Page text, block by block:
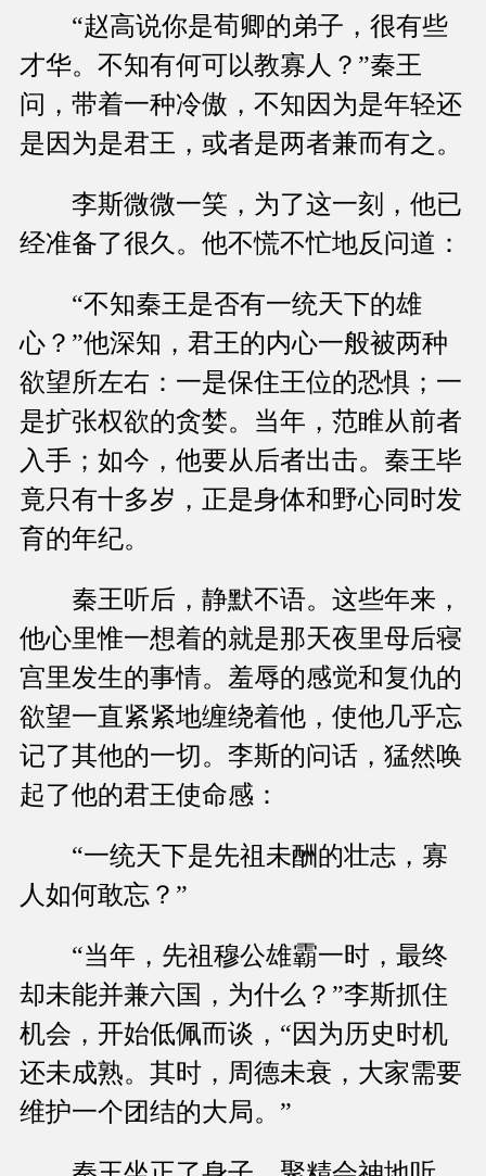
“赵高说你是荀卿的弟子，很有些
才华。不知有何可以教寡人？”秦王
问，带着一种冷傲，不知因为是年轻还
是因为是君王，或者是两者兼而有之。
李斯微微一笑，为了这一刻，他已
经准备了很久。他不慌不忙地反问道：
“不知秦王是否有一统天下的雄
心？”他深知，君王的内心一般被两种
欲望所左右：一是保住王位的恐惧；一
是扩张权欲的贪婪。当年，范睢从前者
入手；如今，他要从后者出击。秦王毕
竟只有十多岁，正是身体和野心同时发
育的年纪。
秦王听后，静默不语。这些年来，
他心里惟一想着的就是那天夜里母后寝
宫里发生的事情。羞辱的感觉和复仇的
欲望一直紧紧地缠绕着他，使他几乎忘
记了其他的一切。李斯的问话，猛然唤
起了他的君王使命感：
“一统天下是先祖未酬的壮志，寡
人如何敢忘？”
“当年，先祖穆公雄霸一时，最终
却未能并兼六国，为什么？”李斯抓住
机会，开始低佩而谈，“因为历史时机
还未成熟。其时，周德未衰，大家需要
维护一个团结的大局。”